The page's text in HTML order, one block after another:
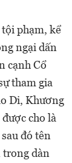
phạm, kể
ngại dấn
cạnh Cổ
tham gia
Di, Khương
cho là
đó tên
trong dàn